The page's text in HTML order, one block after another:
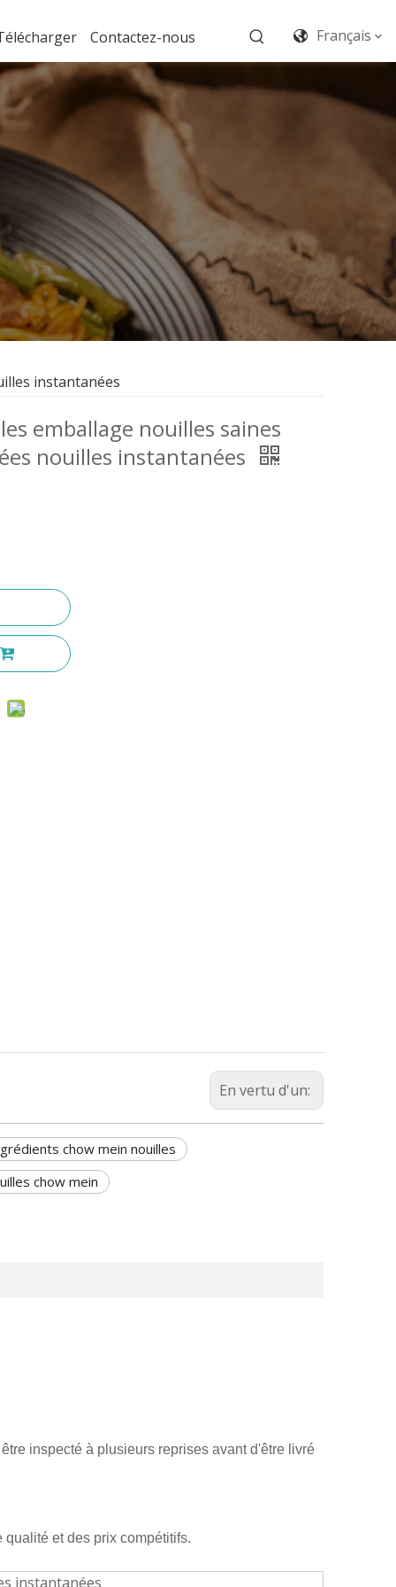
Contactez-nous Français
instantanées
emballage nouilles saines
nouilles instantanées
En vertu d'un:
chow mein nouilles
chow mein
inspecté à plusieurs reprises avant d'être livré
et des prix compétitifs.
instantanées